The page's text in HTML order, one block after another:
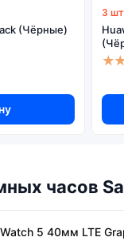
(Чёрные)
3
часов
5 40мм LTE